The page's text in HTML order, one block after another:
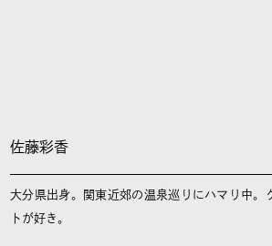
佐藤彩香
大分県出身。関東近郊の温泉巡りにハマり中。
トが好き。